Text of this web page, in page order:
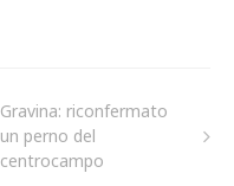
Gravina: riconfermato
un perno del
centrocampo